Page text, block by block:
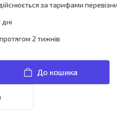
за тарифами
2 тижнів
До кошика